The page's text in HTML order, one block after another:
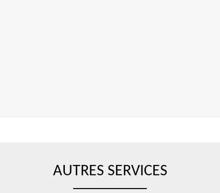
AUTRES SERVICES